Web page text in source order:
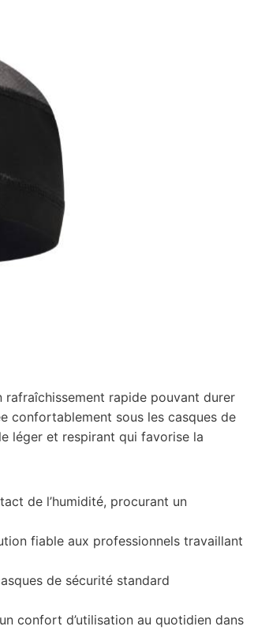
rafraîchissement rapide pouvant durer
confortablement sous les casques de
léger et respirant qui favorise la
de l’humidité, procurant un
fiable aux professionnels travaillant
de sécurité standard
confort d’utilisation au quotidien dans